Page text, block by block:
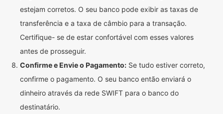
estejam corretos. O seu banco pode exibir as taxas de
transferência e a taxa de câmbio para a transação.
Certifique- se de estar confortável com esses valores
antes de prosseguir.
Confirme e Envie o Pagamento: Se tudo estiver correto,
confirme o pagamento. O seu banco então enviará o
dinheiro através da rede SWIFT para o banco do
destinatário.